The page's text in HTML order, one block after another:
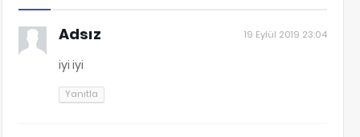
Adsız 19 Eylül 2019 23:04
iyi iyi
Yanıtla